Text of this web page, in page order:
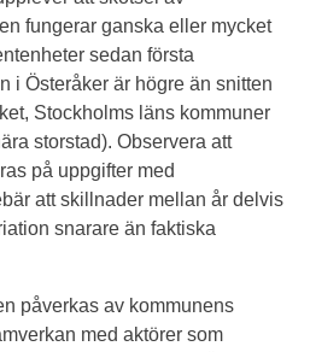
fungerar ganska eller mycket
sedan första
i Österåker är högre än snitten
Stockholms läns kommuner
storstad). Observera att
på uppgifter med
att skillnader mellan år delvis
snarare än faktiska
påverkas av kommunens
med aktörer som